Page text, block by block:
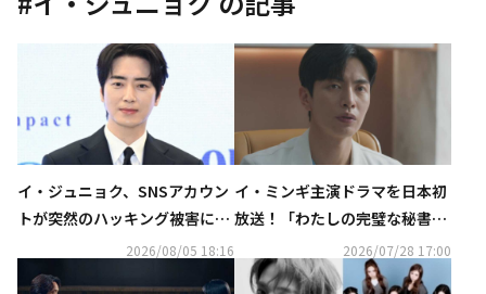
イ・ジュニョク、SNSアカウン
トが突然のハッキング被害に…
ファンに注意呼びかけ2026/08/05 18:16
イ・ミンギ主演ドラマを日本初
放送！「わたしの完璧な秘書」
やJAEJOONG、SEVENTEENの
出演番組も…8月のCS衛星劇場
2026/07/28 17:00